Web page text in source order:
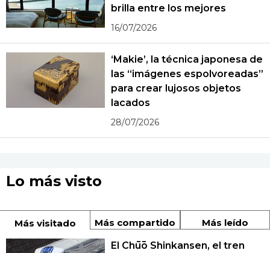
brilla entre los mejores
16/07/2026
‘Makie’, la técnica japonesa de
las “imágenes espolvoreadas”
para crear lujosos objetos
lacados
28/07/2026
Lo más visto
Más visitado Más compartido Más leído
El Chūō Shinkansen, el tren